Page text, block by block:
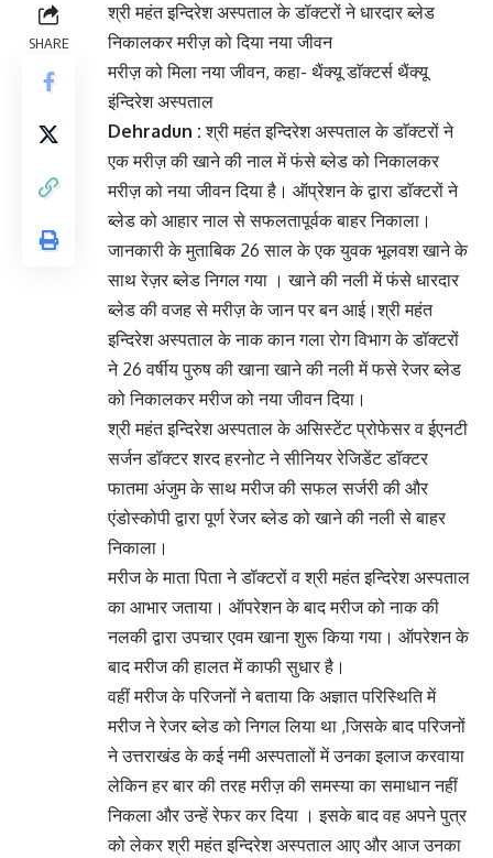
SHARE
श्री महंत इन्दिरेश अस्पताल के डॉक्टरों ने धारदार ब्लेड
निकालकर मरीज़ को दिया नया जीवन
मरीज़ को मिला नया जीवन, कहा- थैंक्यू डाॅक्टर्स थैंक्यू
इंन्दिरेश अस्पताल
Dehradun : श्री महंत इन्दिरेश अस्पताल के डाॅक्टरों ने
एक मरीज़ की खाने की नाल में फंसे ब्लेड को निकालकर
मरीज़ को नया जीवन दिया है। ऑप्रेशन के द्वारा डाॅक्टरों ने
ब्लेड को आहार नाल से सफलतापूर्वक बाहर निकाला।
जानकारी के मुताबिक 26 साल के एक युवक भूलवश खाने के
साथ रेज़र ब्लेड निगल गया । खाने की नली में फंसे धारदार
ब्लेड की वजह से मरीज़ के जान पर बन आई।श्री महंत
इन्दिरेश अस्पताल के नाक कान गला रोग विभाग के डॉक्टरों
ने 26 वर्षीय पुरुष की खाना खाने की नली में फसे रेजर ब्लेड
को निकालकर मरीज को नया जीवन दिया।
श्री महंत इन्दिरेश अस्पताल के असिस्टेंट प्रोफेसर व ईएनटी
सर्जन डॉक्टर शरद हरनोट ने सीनियर रेजिडेंट डॉक्टर
फातमा अंजुम के साथ मरीज की सफल सर्जरी की और
एंडोस्कोपी द्वारा पूर्ण रेजर ब्लेड को खाने की नली से बाहर
निकाला।
मरीज के माता पिता ने डॉक्टरों व श्री महंत इन्दिरेश अस्पताल
का आभार जताया। ऑपरेशन के बाद मरीज को नाक की
नलकी द्वारा उपचार एवम खाना शुरू किया गया। ऑपरेशन के
बाद मरीज की हालत में काफी सुधार है।
वहीं मरीज के परिजनों ने बताया कि अज्ञात परिस्थिति में
मरीज ने रेजर ब्लेड को निगल लिया था ,जिसके बाद परिजनों
ने उत्तराखंड के कई नमी अस्पतालों में उनका इलाज करवाया
लेकिन हर बार की तरह मरीज़ की समस्या का समाधान नहीं
निकला और उन्हें रेफर कर दिया । इसके बाद वह अपने पुत्र
को लेकर श्री महंत इन्दिरेश अस्पताल आए और आज उनका